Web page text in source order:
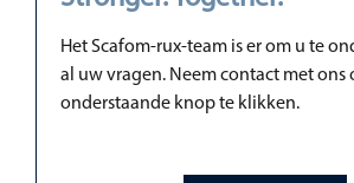
Het Scafom-rux-team is er om u te
al uw vragen. Neem contact met ons
onderstaande knop te klikken.